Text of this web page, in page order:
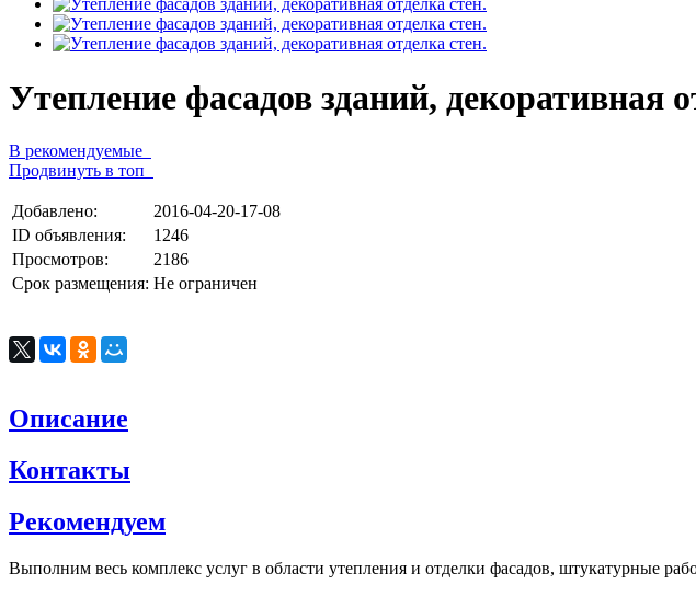
Утепление фасадов зданий, декоративная
В рекомендуемые
Продвинуть в топ
Добавлено:
2016-04-20-17-08
ID объявления:
1246
Просмотров:
2186
Срок размещения: Не ограничен
Описание
Контакты
Рекомендуем
Выполним весь комплекс услуг в области утепления и отделки фасадов, штукатурные